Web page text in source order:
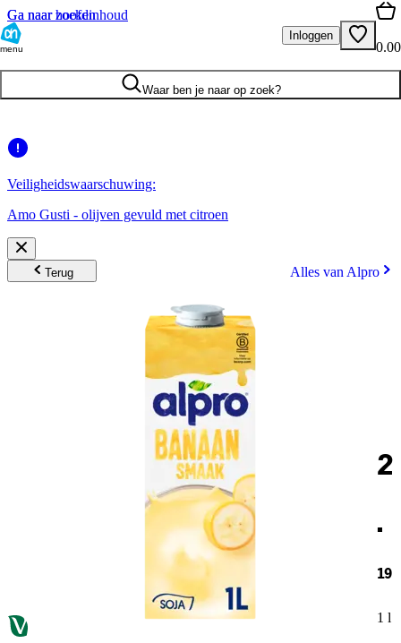
Ga naar hoofdinhoud
Ga naar zoeken
menu
Inloggen
0.00
Waar ben je naar op zoek?
Veiligheidswaarschuwing:
Amo Gusti - olijven gevuld met citroen
Terug Alles van Alpro
2
.
19
1 l